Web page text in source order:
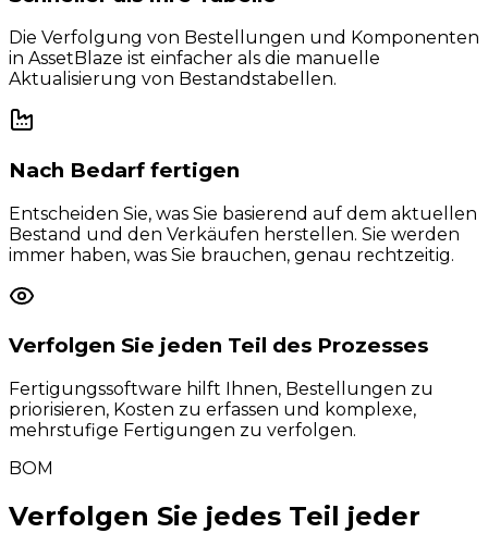
Die Verfolgung von Bestellungen und Komponenten
in AssetBlaze ist einfacher als die manuelle
Aktualisierung von Bestandstabellen.
Nach Bedarf fertigen
Entscheiden Sie, was Sie basierend auf dem aktuellen
Bestand und den Verkäufen herstellen. Sie werden
immer haben, was Sie brauchen, genau rechtzeitig.
Verfolgen Sie jeden Teil des Prozesses
Fertigungssoftware hilft Ihnen, Bestellungen zu
priorisieren, Kosten zu erfassen und komplexe,
mehrstufige Fertigungen zu verfolgen.
BOM
Verfolgen Sie jedes Teil jeder